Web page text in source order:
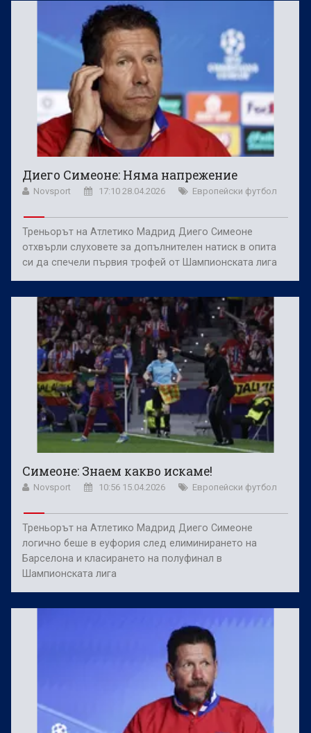
Диего Симеоне: Няма напрежение
Novsport 17:10 28.04.2026 Европейски футбол
Треньорът на Атлетико Мадрид Диего Симеоне
отхвърли слуховете за допълнителен натиск в опита
си да спечели първия трофей от Шампионската лига
Симеоне: Знаем какво искаме!
Novsport 10:56 15.04.2026 Европейски футбол
Треньорът на Атлетико Мадрид Диего Симеоне
логично беше в еуфория след елиминирането на
Барселона и класирането на полуфинал в
Шампионската лига